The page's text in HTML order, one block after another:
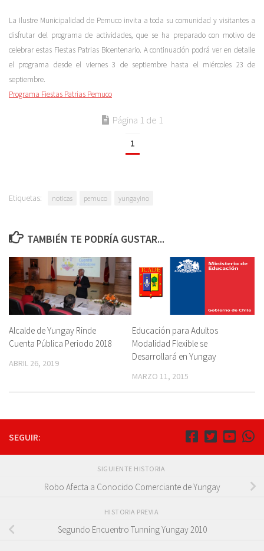
La Ilustre Municipalidad de Pemuco invita a toda su comunidad y visitantes a
disfrutar del programa de actividades, que se ha preparado con motivo de
celebrar estas Fiestas Patrias Bicentenario. A continuación podrá ver en detalle
el programa desde el viernes 3 de septiembre hasta el miércoles 23 de
septiembre.
Programa Fiestas Patrias Pemuco
Página 1 de 1
1
Etiquetas: noticas pemuco yungayino
TAMBIÉN TE PODRÍA GUSTAR...
Alcalde de Yungay Rinde
Cuenta Pública Periodo 2018
ABRIL 26, 2019
Educación para Adultos
Modalidad Flexible se
Desarrollará en Yungay
MARZO 11, 2015
SEGUIR:
SIGUIENTE HISTORIA
Robo Afecta a Conocido Comerciante de Yungay
HISTORIA PREVIA
Segundo Encuentro Tunning Yungay 2010